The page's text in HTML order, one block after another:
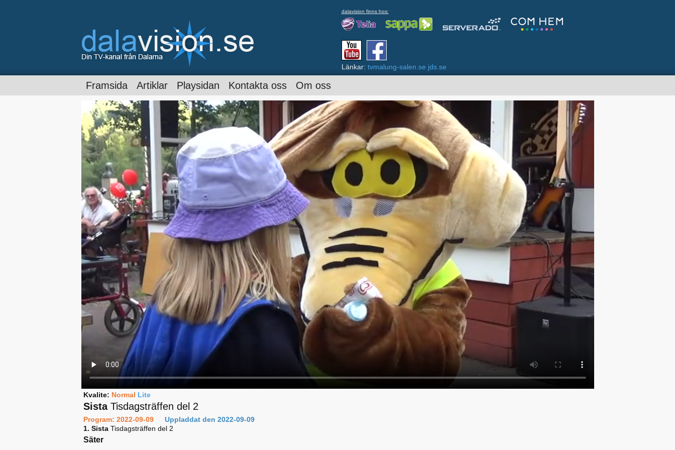
dalavision finns hos:
Länkar: tvmalung-salen.se jds.se
Framsida Artiklar Playsidan Kontakta oss Om oss
Kvalite: Normal Lite
SistaTisdagsträffen del 2
Program: 2022-09-09
Uppladdat den 2022-09-09
1. SistaTisdagsträffen del 2
Säter